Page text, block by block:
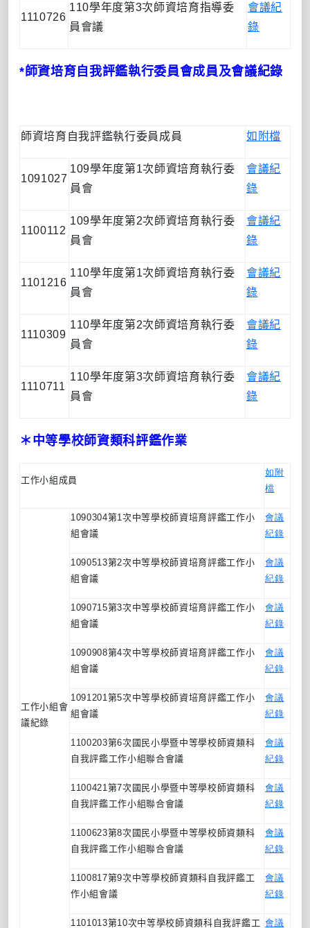
1110726
110學年度第3次師資培育指導委
員會議
會議紀
錄
*師資培育自我評鑑執行委員會成員及會議紀錄
師資培育自我評鑑執行委員成員 如附檔
1091027
109學年度第1次師資培育執行委
員會
會議紀
錄
1100112
109學年度第2次師資培育執行委
員會
會議紀
錄
1101216
110學年度第1次師資培育執行委
員會
會議紀
錄
1110309
110學年度第2次師資培育執行委
員會
會議紀
錄
1110711
110學年度第3次師資培育執行委
員會
會議紀
錄
＊中等學校師資類科評鑑作業
工作小組成員
如附
檔
工作小組會
議紀錄
1090304第1次中等學校師資培育評鑑工作小
組會議
會議
紀錄
1090513第2次中等學校師資培育評鑑工作小
組會議
會議
紀錄
1090715第3次中等學校師資培育評鑑工作小
組會議
會議
紀錄
1090908第4次中等學校師資培育評鑑工作小
組會議
會議
紀錄
1091201 第5次中等學校師資培育評鑑工作小
組會議
會議
紀錄
1100203第6次國民小學暨中等學校師資類科
自我評鑑工作小組聯合會議
會議
紀錄
1100421 第7次國民小學暨中等學校師資類科
自我評鑑工作小組聯合會議
會議
紀錄
1100623第8次國民小學暨中等學校師資類科
自我評鑑工作小組聯合會議
會議
紀錄
1100817第9次中等學校師資類科自我評鑑工
作小組會議
會議
紀錄
1101013第10次中等學校師資類科自我評鑑工 會議